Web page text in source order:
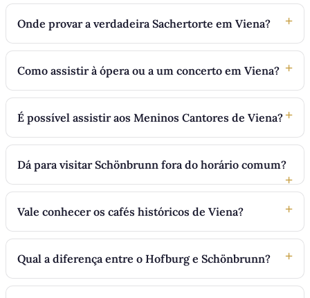
Onde provar a verdadeira Sachertorte em Viena?
Como assistir à ópera ou a um concerto em Viena?
É possível assistir aos Meninos Cantores de Viena?
Dá para visitar Schönbrunn fora do horário comum?
Vale conhecer os cafés históricos de Viena?
Qual a diferença entre o Hofburg e Schönbrunn?